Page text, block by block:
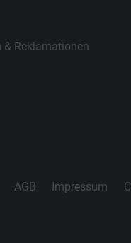
& Reklamationen
AGB Impressum